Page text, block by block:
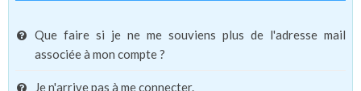
Que faire si je ne me souviens plus de l'adresse mail
associée à mon compte ?
Je n'arrive pas à me connecter.